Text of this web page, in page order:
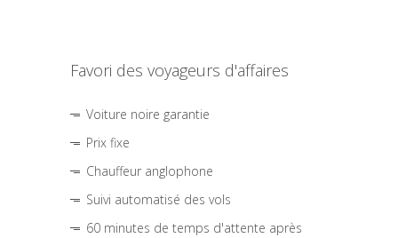
Favori des voyageurs d'affaires
Voiture noire garantie
Prix fixe
Chauffeur anglophone
Suivi automatisé des vols
60 minutes de temps d'attente après